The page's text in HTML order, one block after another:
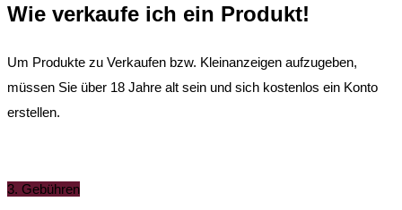
Wie verkaufe ich ein Produkt!
Um Produkte zu Verkaufen bzw. Kleinanzeigen aufzugeben,
müssen Sie über 18 Jahre alt sein und sich kostenlos ein Konto
erstellen.
3. Gebühren